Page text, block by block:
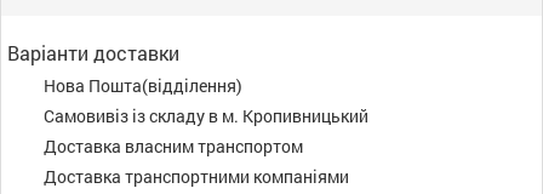
Варіанти доставки
Нова Пошта(відділення)
Самовивіз із складу в м. Кропивницький
Доставка власним транспортом
Доставка транспортними компаніями